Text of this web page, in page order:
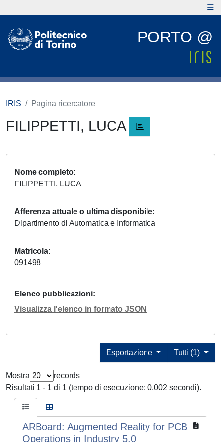
PORTO @
IRIS Pagina ricercatore
FILIPPETTI, LUCA
Nome completo
FILIPPETTI, LUCA
Afferenza attuale o ultima disponibile
Dipartimento di Automatica e Informatica
Matricola
091498
Elenco pubblicazioni
Visualizza l'elenco in formato JSON
Tutti (1)
Esportazione
Mostra
records
Risultati 1 - 1 di 1 (tempo di esecuzione: 0.002 secondi).
ARBoard: Augmented Reality for PCB
Operations in Industry 5.0